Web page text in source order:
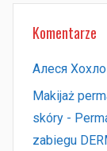
Komentarze
Алеся
Makijaż
skóry -
zabiegu